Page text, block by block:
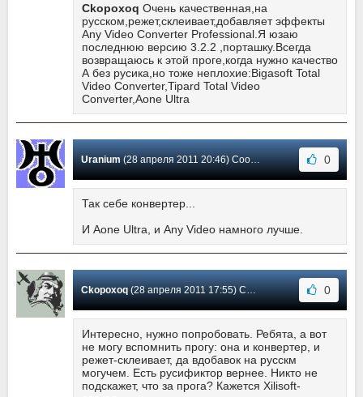
Ckopoxoq Очень качественная,на
русском,режет,склеивает,добавляет эффекты
Any Video Converter Professional.Я юзаю
последнюю версию 3.2.2 ,порташку.Всегда
возвращаюсь к этой проге,когда нужно качество
А без русика,но тоже неплохие:Bigasoft Total
Video Converter,Tipard Total Video
Converter,Aone Ultra
Uranium(28 апреля 2011 20:46) Сообщение #3 0
Так себе конвертер...
И Aone Ultra, и Any Video намного лучше.
Ckopoxoq(28 апреля 2011 17:55) Сообщение #2 0
Интересно, нужно попробовать. Ребята, а вот
не могу вспомнить прогу: она и конвертер, и
режет-склеивает, да вдобавок на русскм
могучем. Есть русификтор вернее. Никто не
подскажет, что за прога? Кажется Xilisoft-